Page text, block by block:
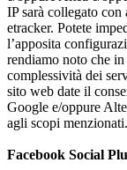
IP sarà collegato
etracker. Potete
l’apposita
rendiamo noto che
complessività dei
sito web date il
Google e/oppure
agli scopi menzionati.
Facebook Social